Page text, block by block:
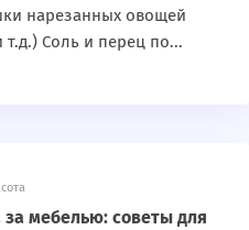
нарезанных овощей
Соль и перец по...
мебелью: советы для